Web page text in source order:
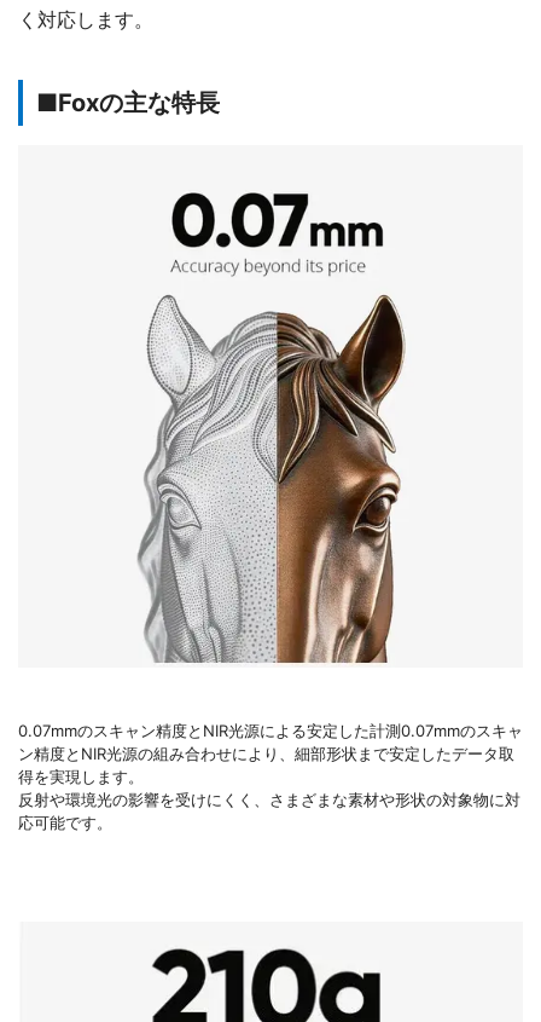
く対応します。
■Foxの主な特長
0.07mmのスキャン精度とNIR光源による安定した計測0.07mmのスキャ
ン精度とNIR光源の組み合わせにより、細部形状まで安定したデータ取
得を実現します。
反射や環境光の影響を受けにくく、さまざまな素材や形状の対象物に対
応可能です。